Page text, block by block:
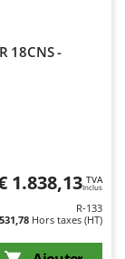
18CNS -
1.838,13 TVA
Inclus
R-133
Hors taxes (HT)